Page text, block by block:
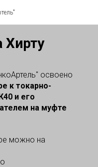
Хирту
освоено
к токарно-
и его
на муфте
можно на